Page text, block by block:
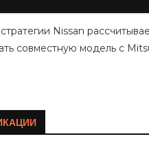
Nissan
совместную модель с
вывалил горящий